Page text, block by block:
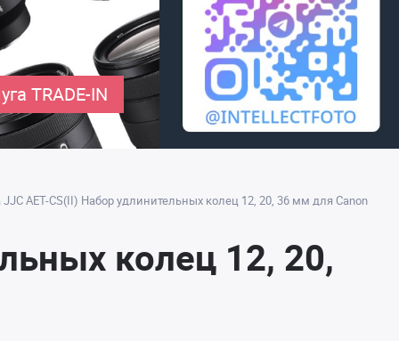
TRADE-IN
AET-CS(II) Набор удлинительных колец 12, 20, 36 мм для Canon
колец 12, 20,